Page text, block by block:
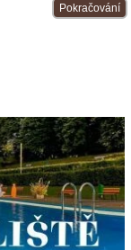
Pokračování